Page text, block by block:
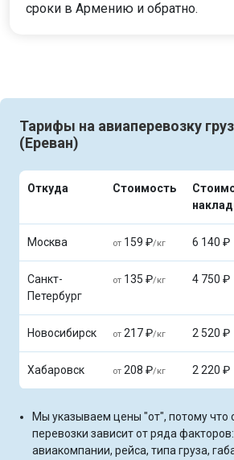
сроки в Армению и обратно.
Тарифы на авиаперевозку
(Ереван)
Откуда Стоимость
Москва от 159 ₽/кг 6 140 ₽
Санкт-
Петербург
от 135 ₽/кг 4 750 ₽
Новосибирск от 217 ₽/кг 2 520 ₽
Хабаровск от 208 ₽/кг 2 220 ₽
Мы указываем цены "от", потому что
перевозки зависит от ряда
авиакомпании, рейса, типа груза,